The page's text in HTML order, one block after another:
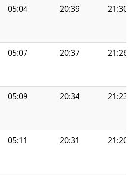
05:04 20:39 21:30
05:07 20:37 21:26
05:09 20:34 21:23
05:11 20:31 21:20